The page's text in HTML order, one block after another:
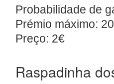
Probabilidade de
Prémio máximo:
Preço: 2€
Raspadinha